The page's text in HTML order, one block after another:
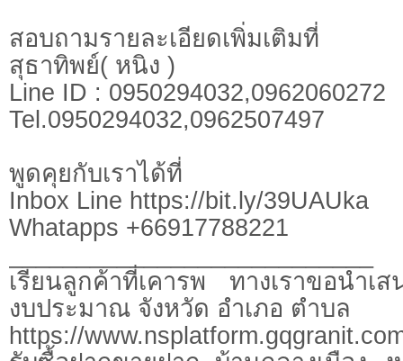
สอบถามรายละเอียดเพิ่มเติมที่
สุธาทิพย์( หนิง )
Line ID : 0950294032,0962060272
Tel.0950294032,0962507497
พูดคุยกับเราได้ที่
Inbox Line https://bit.ly/39UAUka
Whatapps +66917788221
เรียนลูกค้าที่เคารพ ทางเราขอนำเ
งบประมาณ จังหวัด อำเภอ ตำบล
https://